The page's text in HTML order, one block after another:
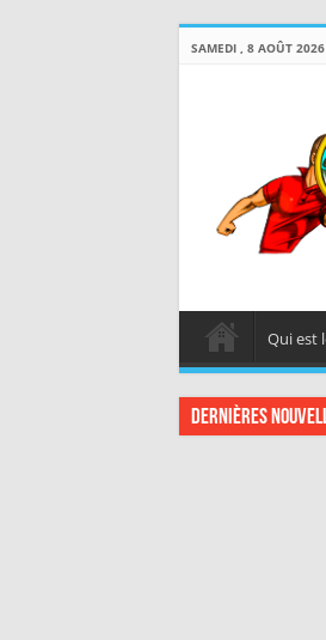
SAMEDI , 8 AOÛT 2026
Qui est
Dernières